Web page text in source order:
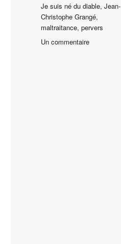
Étiquettes
Je suis né du diable,Jean-
Christophe Grangé,
maltraitance,pervers
Un commentairesur